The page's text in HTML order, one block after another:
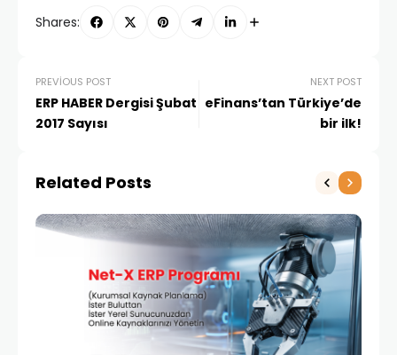
Shares:
PREVIOUS POST
ERP HABER Dergisi Şubat
2017 Sayısı
NEXT POST
eFinans’tan Türkiye’de
bir ilk!
Related Posts